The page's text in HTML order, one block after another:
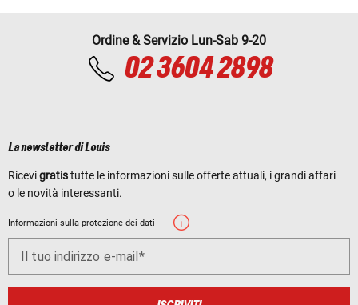
Ordine & Servizio Lun-Sab 9-20
02 3604 2898
La newsletter di Louis
Ricevigratistutte le informazioni sulle offerte attuali, i grandi affari
o le novità interessanti.
Informazioni sulla protezione dei dati
Il tuo indirizzo e-mail